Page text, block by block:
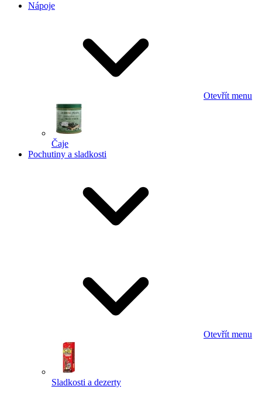
Nápoje
Otevřít menu
Čaje
Pochutiny a sladkosti
Otevřít menu
Sladkosti a dezerty